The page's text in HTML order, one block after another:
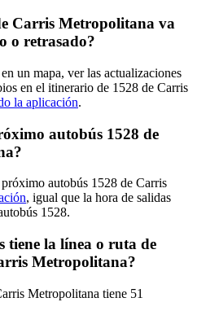
Carris Metropolitana va
o retrasado?
un mapa, ver las actualizaciones
en el itinerario de 1528 de Carris
la aplicación.
autobús 1528 de
autobús 1528 de Carris
, igual que la hora de salidas
1528.
tiene la línea o ruta de
Metropolitana?
Metropolitana tiene 51